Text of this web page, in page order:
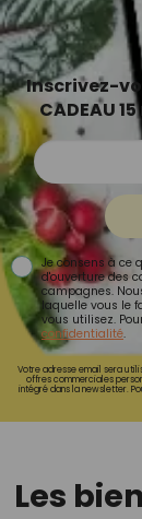
Inscrivez-
CADEAU
Je consens à ce
d'ouverture des
campagnes.
laquelle vous le
vous utilisez.
confidentialité.
Votre adresse email sera
offres commerciales
intégré dans la newsletter.
Les